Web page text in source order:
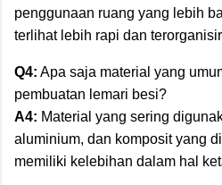
penggunaan ruang yang lebih
terlihat lebih rapi dan
Q4: Apa saja material yang
pembuatan lemari besi?
A4: Material yang sering
aluminium, dan komposit yang
memiliki kelebihan dalam hal